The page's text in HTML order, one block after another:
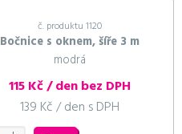
č. produktu 1120
Bočnice s oknem, šíře 3 m
modrá
115 Kč / den bez DPH
139 Kč / den s DPH